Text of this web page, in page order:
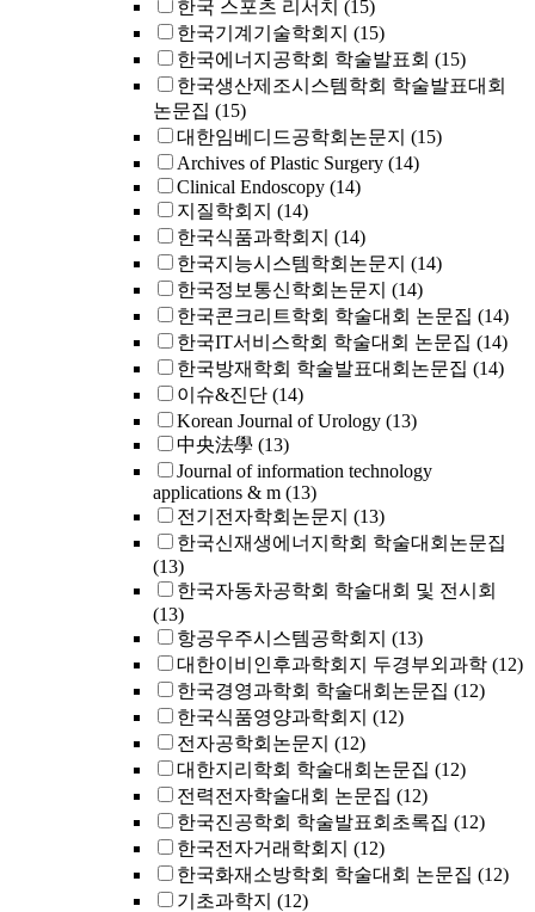
한국 스포츠 리서치 (15)
한국기계기술학회지 (15)
한국에너지공학회 학술발표회 (15)
한국생산제조시스템학회 학술발표대회
논문집 (15)
대한임베디드공학회논문지 (15)
Archives of Plastic Surgery (14)
Clinical Endoscopy (14)
지질학회지 (14)
한국식품과학회지 (14)
한국지능시스템학회논문지 (14)
한국정보통신학회논문지 (14)
한국콘크리트학회 학술대회 논문집 (14)
한국IT서비스학회 학술대회 논문집 (14)
한국방재학회 학술발표대회논문집 (14)
이슈&진단 (14)
Korean Journal of Urology (13)
中央法學 (13)
Journal of information technology
applications & m (13)
전기전자학회논문지 (13)
한국신재생에너지학회 학술대회논문집
(13)
한국자동차공학회 학술대회 및 전시회
(13)
항공우주시스템공학회지 (13)
대한이비인후과학회지 두경부외과학 (12)
한국경영과학회 학술대회논문집 (12)
한국식품영양과학회지 (12)
전자공학회논문지 (12)
대한지리학회 학술대회논문집 (12)
전력전자학술대회 논문집 (12)
한국진공학회 학술발표회초록집 (12)
한국전자거래학회지 (12)
한국화재소방학회 학술대회 논문집 (12)
기초과학지 (12)